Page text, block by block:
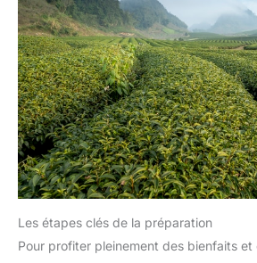
Les étapes clés de la préparation
Pour profiter pleinement des bienfaits et